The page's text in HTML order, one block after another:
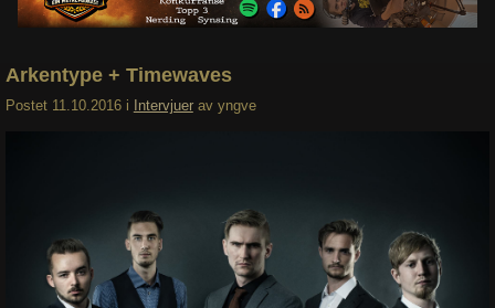
Søk
Arkentype + Timewaves
Postet 11.10.2016 i Intervjuer av yngve